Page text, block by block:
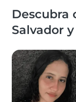
Descubra
Salvador